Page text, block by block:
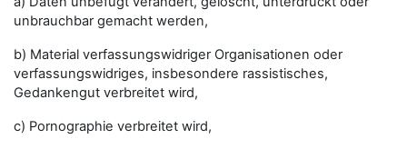
unbrauchbar gemacht werden,
b) Material verfassungswidriger Organisationen oder
verfassungswidriges, insbesondere rassistisches,
Gedankengut verbreitet wird,
c) Pornographie verbreitet wird,